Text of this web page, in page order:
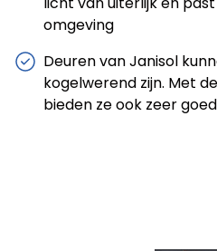
omgeving
Deuren van Janisol
kogelwerend zijn. Met
bieden ze ook zeer